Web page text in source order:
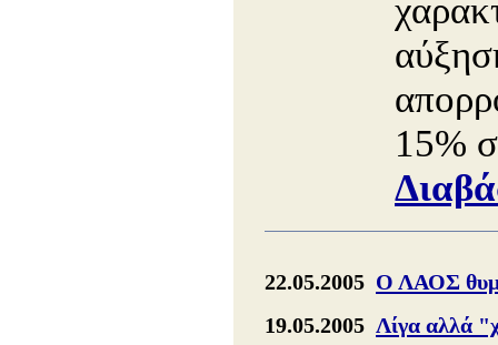
15%
22.05.2005 Ο ΛΑΟΣ
19.05.2005 Λίγα αλλά